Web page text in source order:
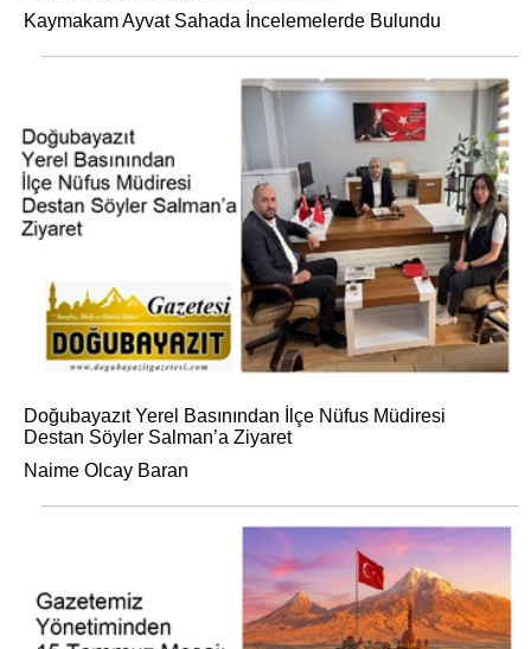
Kaymakam Ayvat Sahada İncelemelerde Bulundu
Doğubayazıt Yerel Basınından İlçe Nüfus Müdiresi
Destan Söyler Salman’a Ziyaret
Naime Olcay Baran